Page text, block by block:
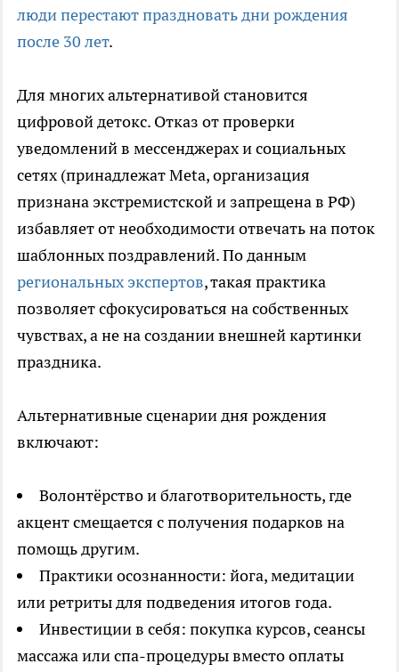
люди перестают праздновать дни рождения
после 30 лет.
Для многих альтернативой становится
цифровой детокс. Отказ от проверки
уведомлений в мессенджерах и социальных
сетях (принадлежат Meta, организация
признана экстремистской и запрещена в РФ)
избавляет от необходимости отвечать на поток
шаблонных поздравлений. По данным
региональных экспертов, такая практика
позволяет сфокусироваться на собственных
чувствах, а не на создании внешней картинки
праздника.
Альтернативные сценарии дня рождения
включают:
Волонтёрство и благотворительность, где
акцент смещается с получения подарков на
помощь другим.
Практики осознанности: йога, медитации
или ретриты для подведения итогов года.
Инвестиции в себя: покупка курсов, сеансы
массажа или спа-процедуры вместо оплаты